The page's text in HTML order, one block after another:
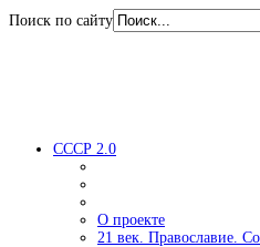
Поиск по сайту
СССР 2.0
О проекте
21 век. Православие.